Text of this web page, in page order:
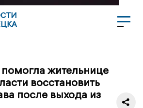
жительнице
восстановить
после выхода из